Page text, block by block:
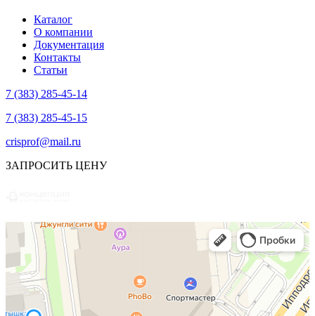
Каталог
О компании
Документация
Контакты
Статьи
7 (383) 285-45-14
7 (383) 285-45-15
crisprof@mail.ru
ЗАПРОСИТЬ ЦЕНУ